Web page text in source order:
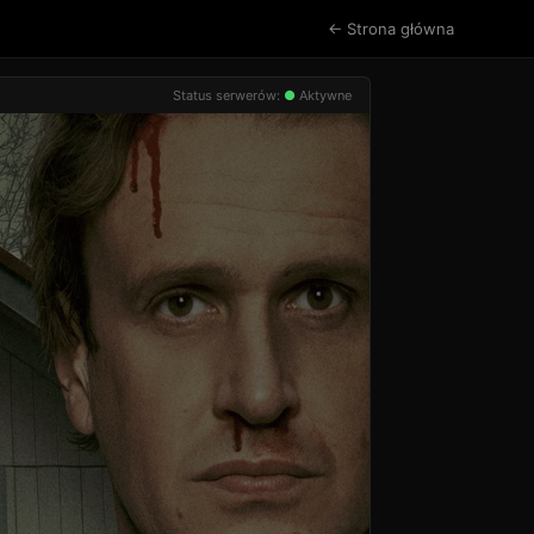
← Strona główna
Status serwerów: ● Aktywne